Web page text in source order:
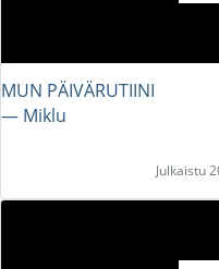
MUN PÄIVÄRUTIINI
― Miklu
Julkaistu